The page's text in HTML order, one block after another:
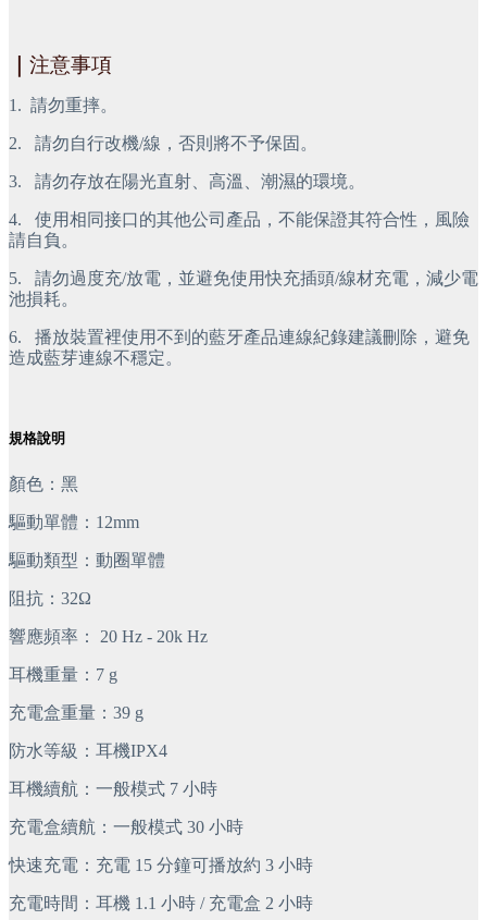
注意事項
1. 請勿重摔。
2. 請勿自行改機/線，否則將不予保固。
3. 請勿存放在陽光直射、高溫、潮濕的環境。
4.
使用相同接口的其他公司產品，不能保證其符合性，風險
請自負。
5.
請勿過度充/放電，並避免使用快充插頭/線材充電，減少電
池損耗。
6.
播放裝置裡使用不到的藍牙產品連線紀錄建議刪除，避免
造成藍芽連線不穩定。
規格說明
顏色：黑
驅動單體：12mm
驅動類型：動圈單體
阻抗：32Ω
響應頻率： 20 Hz - 20k Hz
耳機重量：7 g
充電盒重量：39 g
防水等級：耳機IPX4
耳機續航：一般模式 7 小時
充電盒續航：一般模式 30 小時
快速充電：充電 15 分鐘可播放約 3 小時
充電時間：耳機 1.1 小時 / 充電盒 2 小時